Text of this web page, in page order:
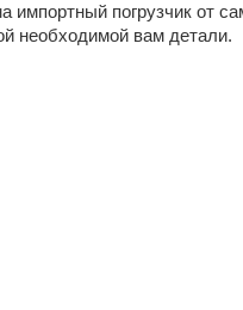
импортный погрузчик от
необходимой вам детали.